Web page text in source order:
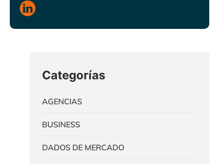
Categorías
AGENCIAS
BUSINESS
DADOS DE MERCADO